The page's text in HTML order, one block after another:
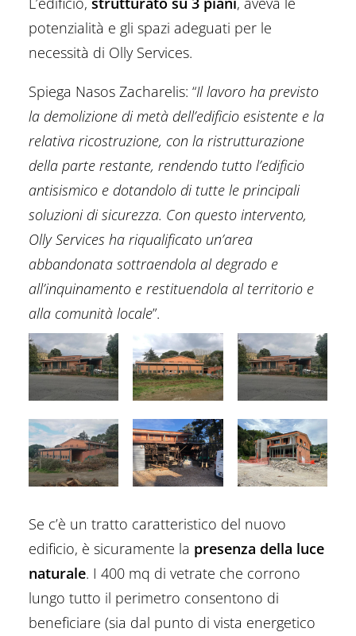
potenzialità e gli spazi adeguati per le
necessità di Olly Services.
Spiega Nasos Zacharelis: “Il lavoro ha previsto
la demolizione di metà dell’edificio esistente e la
relativa ricostruzione, con la ristrutturazione
della parte restante, rendendo tutto l’edificio
antisismico e dotandolo di tutte le principali
soluzioni di sicurezza. Con questo intervento,
Olly Services ha riqualificato un’area
abbandonata sottraendola al degrado e
all’inquinamento e restituendola al territorio e
alla comunità locale”.
Se c’è un tratto caratteristico del nuovo
edificio, è sicuramente la presenza della luce
naturale. I 400 mq di vetrate che corrono
lungo tutto il perimetro consentono di
beneficiare (sia dal punto di vista energetico